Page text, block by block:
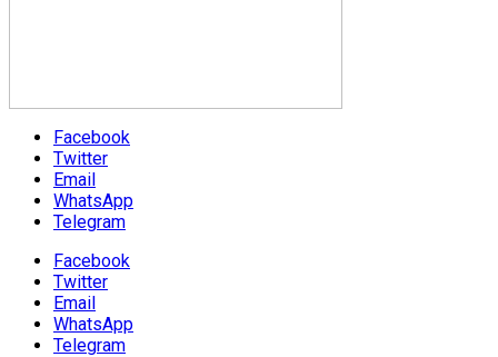
Facebook
Twitter
Email
WhatsApp
Telegram
Facebook
Twitter
Email
WhatsApp
Telegram